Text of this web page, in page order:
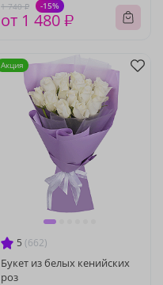
1 740 ₽ -15%
от 1 480 ₽
5 (662)
Букет из белых кенийских
роз
Акция